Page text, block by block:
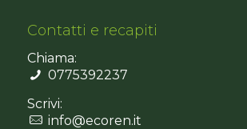
Contatti e recapiti
Chiama:
0775392237
Scrivi:
info@ecoren.it